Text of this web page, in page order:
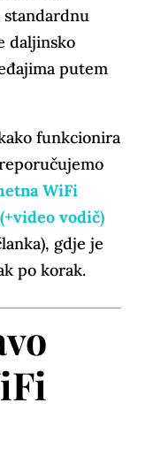
daljinsko
putem
funkcionira
WiFi
vodič)
gdje je
po korak.